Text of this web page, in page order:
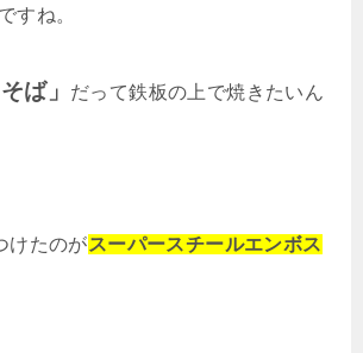
すね。
ば」
だって鉄板の上で焼きたいん
けたのがスーパースチールエンボス